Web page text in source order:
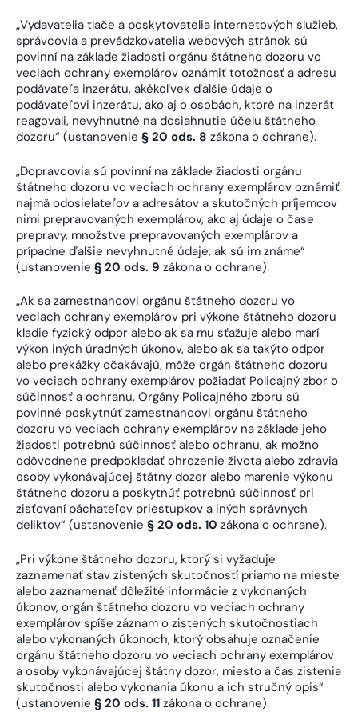
„Vydavatelia tlače a poskytovatelia internetových služieb,
správcovia a prevádzkovatelia webových stránok sú
povinní na základe žiadosti orgánu štátneho dozoru vo
veciach ochrany exemplárov oznámiť totožnosť a adresu
podávateľa inzerátu, akékoľvek ďalšie údaje o
podávateľovi inzerátu, ako aj o osobách, ktoré na inzerát
reagovali, nevyhnutné na dosiahnutie účelu štátneho
dozoru“ (ustanovenie § 20 ods. 8 zákona o ochrane).
„Dopravcovia sú povinní na základe žiadosti orgánu
štátneho dozoru vo veciach ochrany exemplárov oznámiť
najmä odosielateľov a adresátov a skutočných príjemcov
nimi prepravovaných exemplárov, ako aj údaje o čase
prepravy, množstve prepravovaných exemplárov a
prípadne ďalšie nevyhnutné údaje, ak sú im známe“
(ustanovenie § 20 ods. 9 zákona o ochrane).
„Ak sa zamestnancovi orgánu štátneho dozoru vo
veciach ochrany exemplárov pri výkone štátneho dozoru
kladie fyzický odpor alebo ak sa mu sťažuje alebo marí
výkon iných úradných úkonov, alebo ak sa takýto odpor
alebo prekážky očakávajú, môže orgán štátneho dozoru
vo veciach ochrany exemplárov požiadať Policajný zbor o
súčinnosť a ochranu. Orgány Policajného zboru sú
povinné poskytnúť zamestnancovi orgánu štátneho
dozoru vo veciach ochrany exemplárov na základe jeho
žiadosti potrebnú súčinnosť alebo ochranu, ak možno
odôvodnene predpokladať ohrozenie života alebo zdravia
osoby vykonávajúcej štátny dozor alebo marenie výkonu
štátneho dozoru a poskytnúť potrebnú súčinnosť pri
zisťovaní páchateľov priestupkov a iných správnych
deliktov“ (ustanovenie § 20 ods. 10 zákona o ochrane).
„Pri výkone štátneho dozoru, ktorý si vyžaduje
zaznamenať stav zistených skutočností priamo na mieste
alebo zaznamenať dôležité informácie z vykonaných
úkonov, orgán štátneho dozoru vo veciach ochrany
exemplárov spíše záznam o zistených skutočnostiach
alebo vykonaných úkonoch, ktorý obsahuje označenie
orgánu štátneho dozoru vo veciach ochrany exemplárov
a osoby vykonávajúcej štátny dozor, miesto a čas zistenia
skutočnosti alebo vykonania úkonu a ich stručný opis“
(ustanovenie § 20 ods. 11 zákona o ochrane).